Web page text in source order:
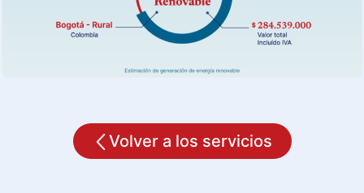
Volver a los servicios